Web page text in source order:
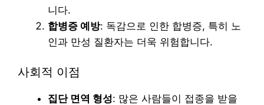
니다.
합병증 예방: 독감으로 인한 합병증, 특히 노
인과 만성 질환자는 더욱 위험합니다.
사회적 이점
집단 면역 형성: 많은 사람들이 접종을 받을